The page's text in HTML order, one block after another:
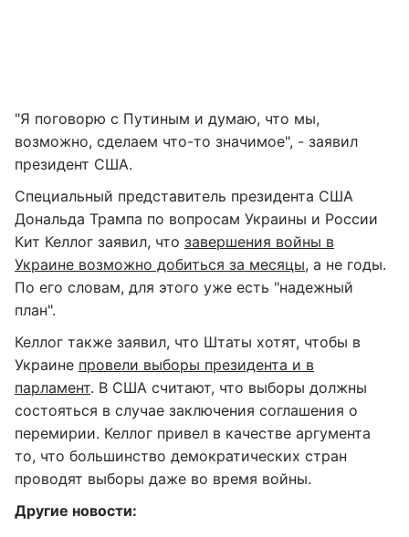
"Я поговорю с Путиным и думаю, что мы,
возможно, сделаем что-то значимое", - заявил
президент США.
Специальный представитель президента США
Дональда Трампа по вопросам Украины и России
Кит Келлог заявил, что завершения войны в
Украине возможно добиться за месяцы, а не годы.
По его словам, для этого уже есть "надежный
план".
Келлог также заявил, что Штаты хотят, чтобы в
Украине провели выборы президента и в
парламент. В США считают, что выборы должны
состояться в случае заключения соглашения о
перемирии. Келлог привел в качестве аргумента
то, что большинство демократических стран
проводят выборы даже во время войны.
Другие новости: